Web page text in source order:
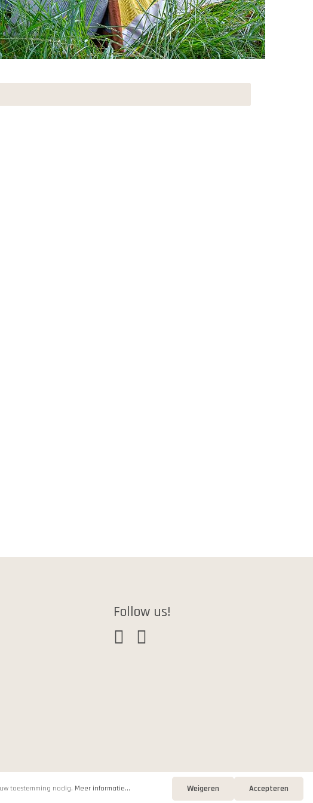
Follow us!
toestemming nodig. Meer informatie... Weigeren Accepteren